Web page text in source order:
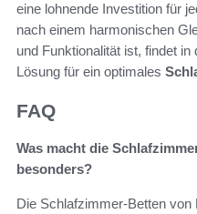
eine lohnende Investition für
nach einem harmonischen
und Funktionalität ist, findet
Lösung für ein optimales
FAQ
Was macht die
besonders?
Die Schlafzimmer-Betten